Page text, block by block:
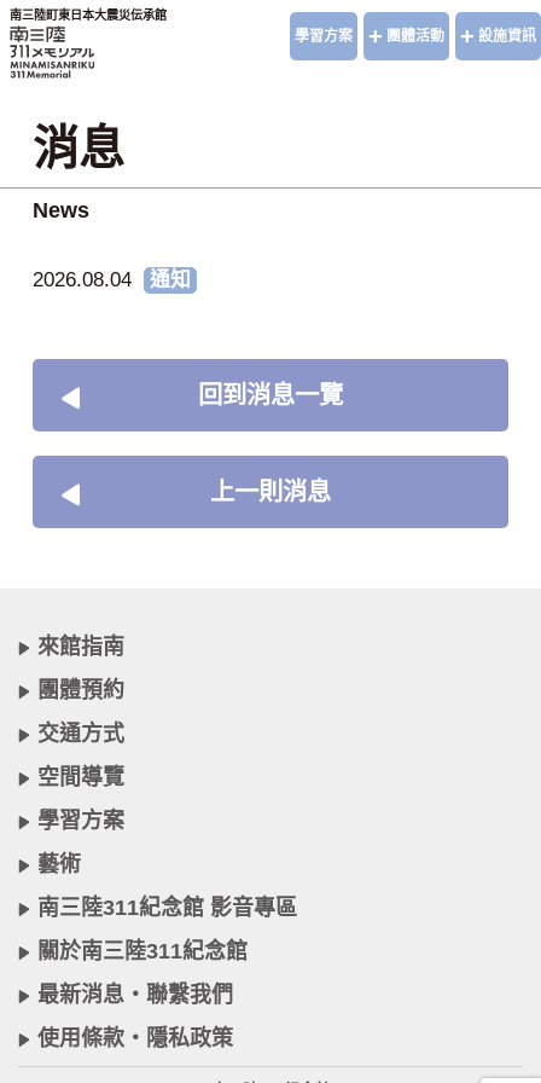
南三陸町東日本大震災伝承館
學習方案 + 團體活動 + 設施資訊
消息
News
2026.08.04 通知
回到消息一覽
上一則消息
來館指南
團體預約
交通方式
空間導覽
學習方案
藝術
南三陸311紀念館 影音專區
關於南三陸311紀念館
最新消息・聯繫我們
使用條款・隱私政策